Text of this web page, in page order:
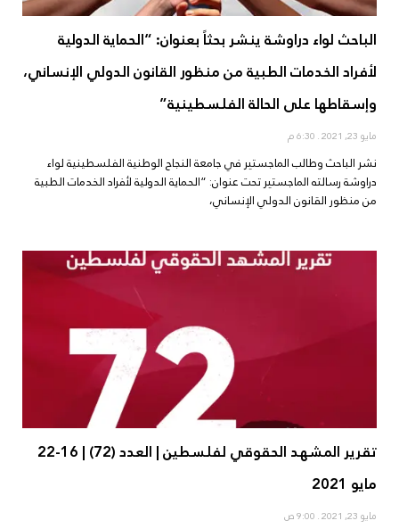
الباحث لواء دراوشة ينشر بحثاً بعنوان: “الحماية الدولية
لأفراد الخدمات الطبية من منظور القانون الدولي الإنساني،
وإسقاطها على الحالة الفلسطينية”
مايو 23, 2021
نشر الباحث وطالب الماجستير في جامعة النجاح الوطنية الفلسطينية لواء
دراوشة رسالته الماجستير تحت عنوان: “الحماية الدولية لأفراد الخدمات الطبية
من منظور القانون الدولي الإنساني،
تقرير المشهد الحقوقي لفلسطين | العدد (72) | 16-22
مايو 2021
مايو 23, 2021